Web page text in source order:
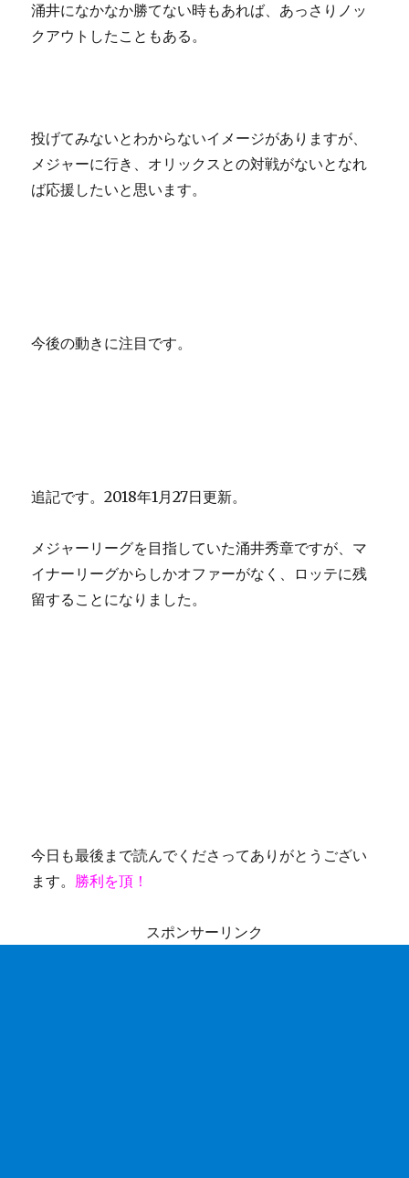
涌井になかなか勝てない時もあれば、あっさりノッ
クアウトしたこともある。
投げてみないとわからないイメージがありますが、
メジャーに行き、オリックスとの対戦がないとなれ
ば応援したいと思います。
今後の動きに注目です。
追記です。2018年1月27日更新。
メジャーリーグを目指していた涌井秀章ですが、マ
イナーリーグからしかオファーがなく、ロッテに残
留することになりました。
今日も最後まで読んでくださってありがとうござい
ます。 勝利を頂！
スポンサーリンク